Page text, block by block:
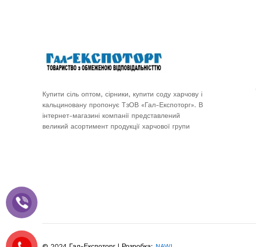
Купити сіль оптом, сірники, купити соду харчову і
кальциновану пропонує ТзОВ «Гал-Експоторг». В
інтернет-магазині компанії представлений
великий асортимент продукції харчової групи